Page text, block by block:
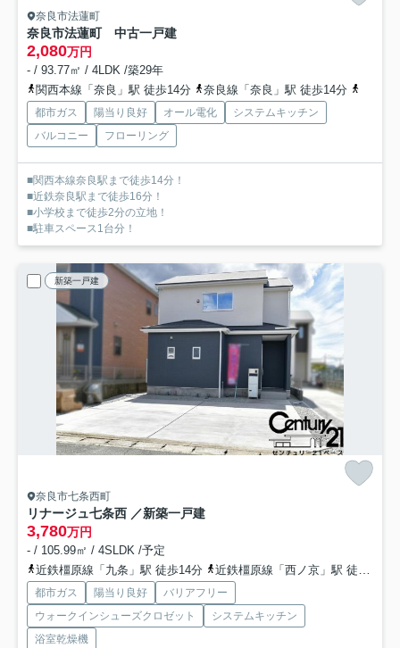
奈良市法蓮町
奈良市法蓮町 中古一戸建
2,080万円
- / 93.77㎡ / 4LDK /築29年
関西本線「奈良」駅 徒歩14分
奈良線「奈良」駅 徒歩14分
都市ガス 陽当り良好 オール電化
システムキッチン
バルコニー
フローリング
■関西本線奈良駅まで徒歩14分！
■近鉄奈良駅まで徒歩16分！
■小学校まで徒歩2分の立地！
■駐車スペース1台分！
新築一戸建
奈良市七条西町
リナージュ七条西 ／新築一戸建
3,780万円
- / 105.99㎡ / 4SLDK /予定
近鉄橿原線「九条」駅 徒歩14分
近鉄橿原線「西ノ京」駅 徒歩21分
都市ガス 陽当り良好
バリアフリー
ウォークインシューズクロゼット
システムキッチン
浴室乾燥機